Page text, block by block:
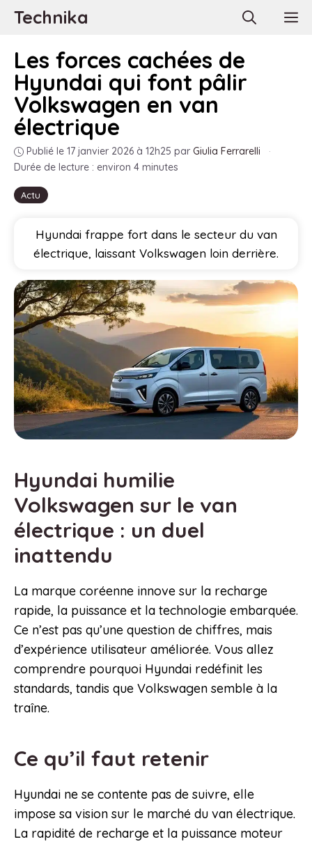
AllerTechnika
Actu
Les forces cachées de
Hyundai qui font pâlir
Volkswagen en van
électrique
Publié le 17 janvier 2026 à 12h25 par Giulia Ferrarelli
·
Durée de lecture : environ 4 minutes
Hyundai frappe fort dans le secteur du van
électrique, laissant Volkswagen loin derrière.
Hyundai humilie
Volkswagen sur le van
électrique : un duel
inattendu
La marque coréenne innove sur la recharge
rapide, la puissance et la technologie embarquée.
Ce n’est pas qu’une question de chiffres, mais
d’expérience utilisateur améliorée. Vous allez
comprendre pourquoi Hyundai redéfinit les
standards, tandis que Volkswagen semble à la
traîne.
Ce qu’il faut retenir
Hyundai ne se contente pas de suivre, elle
impose sa vision sur le marché du van électrique.
La rapidité de recharge et la puissance moteur